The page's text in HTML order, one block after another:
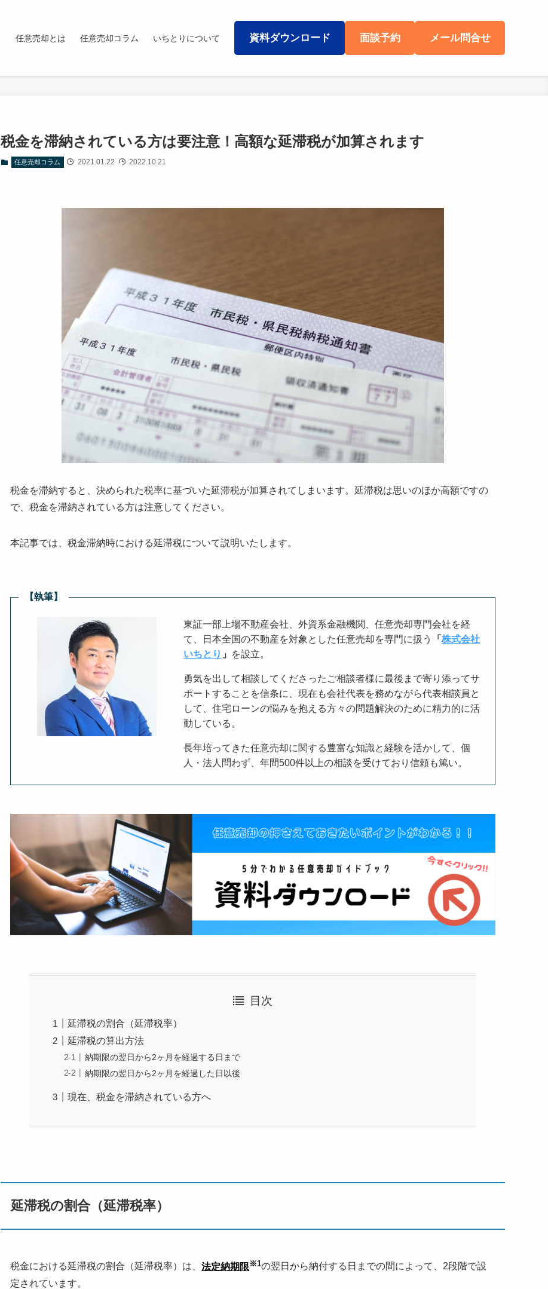
任意売却とは 任意売却コラム いちとりについて 資料ダウンロード 面談予約 メール問合せ
税金を滞納されている方は要注意！高額な延滞税が加算されます
任意売却コラム 2021.01.22 2022.10.21
税金を滞納すると、決められた税率に基づいた延滞税が加算されてしまいます。延滞税は思いのほか高額ですの
で、税金を滞納されている方は注意してください。
本記事では、税金滞納時における延滞税について説明いたします。
【執筆】
東証一部上場不動産会社、外資系金融機関、任意売却専門会社を経
て、日本全国の不動産を対象とした任意売却を専門に扱う
「 株式会社
いちとり 」 を設立。
勇気を出して相談してくださったご相談者様に最後まで寄り添ってサ
ポートすることを信条に、現在も会社代表を務めながら代表相談員と
して、住宅ローンの悩みを抱える方々の問題解決のために精力的に活
動している。
長年培ってきた任意売却に関する豊富な知識と経験を活かして、個
人・法人問わず、年間500件以上の相談を受けており信頼も篤い。
目次
延滞税の割合（延滞税率）
延滞税の算出方法
納期限の翌日から2ヶ月を経過する日まで
納期限の翌日から2ヶ月を経過した日以後
現在、税金を滞納されている方へ
延滞税の割合（延滞税率）
税金における延滞税の割合（延滞税率）は、 法定納期限 ※1の翌日から納付する日までの間によって、 2段階で設
定されています。